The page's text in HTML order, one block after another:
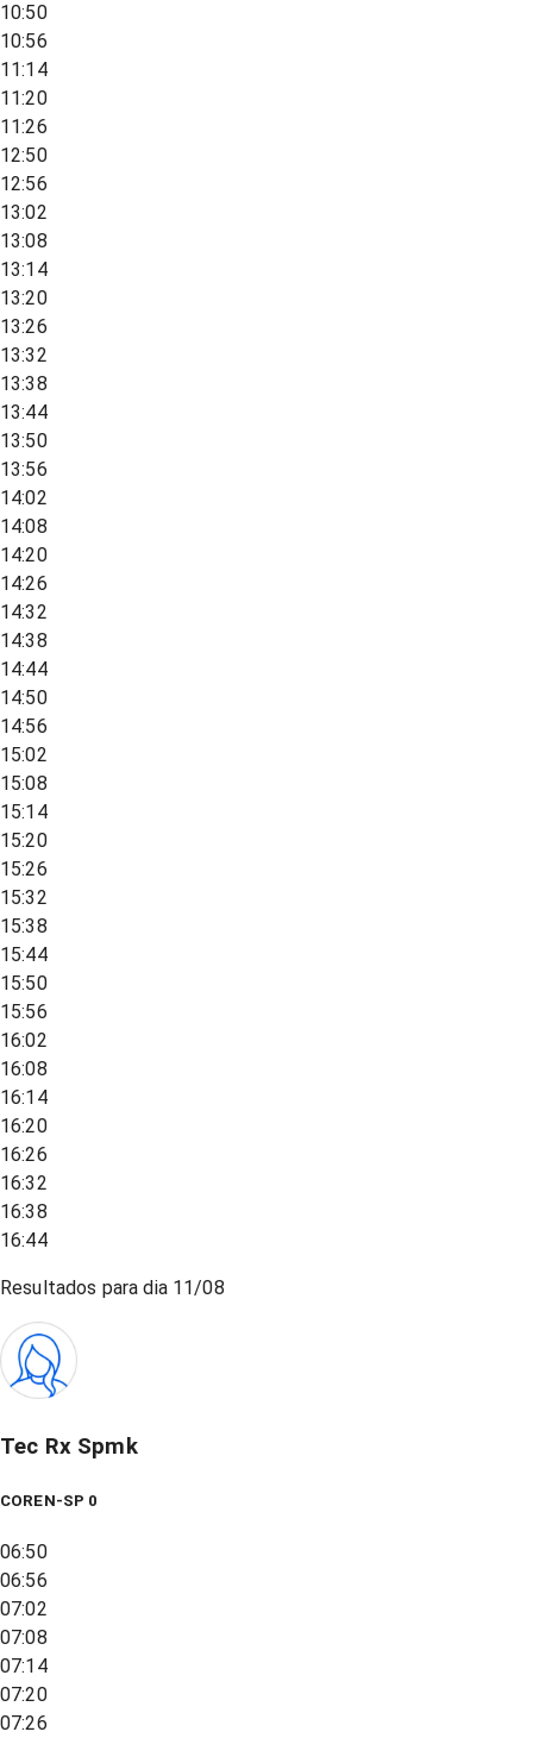
10:50
10:56
11:14
11:20
11:26
12:50
12:56
13:02
13:08
13:14
13:20
13:26
13:32
13:38
13:44
13:50
13:56
14:02
14:08
14:20
14:26
14:32
14:38
14:44
14:50
14:56
15:02
15:08
15:14
15:20
15:26
15:32
15:38
15:44
15:50
15:56
16:02
16:08
16:14
16:20
16:26
16:32
16:38
16:44
Resultados para dia 11/08
Tec Rx Spmk
COREN-SP 0
06:50
06:56
07:02
07:08
07:14
07:20
07:26